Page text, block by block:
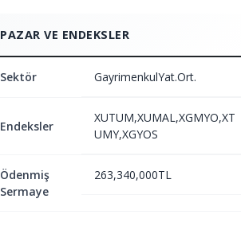
PAZAR VE ENDEKSLER
Sektör GayrimenkulYat.Ort.
Endeksler
XUTUM,XUMAL,XGMYO,XT
UMY,XGYOS
Ödenmiş
Sermaye
263,340,000TL